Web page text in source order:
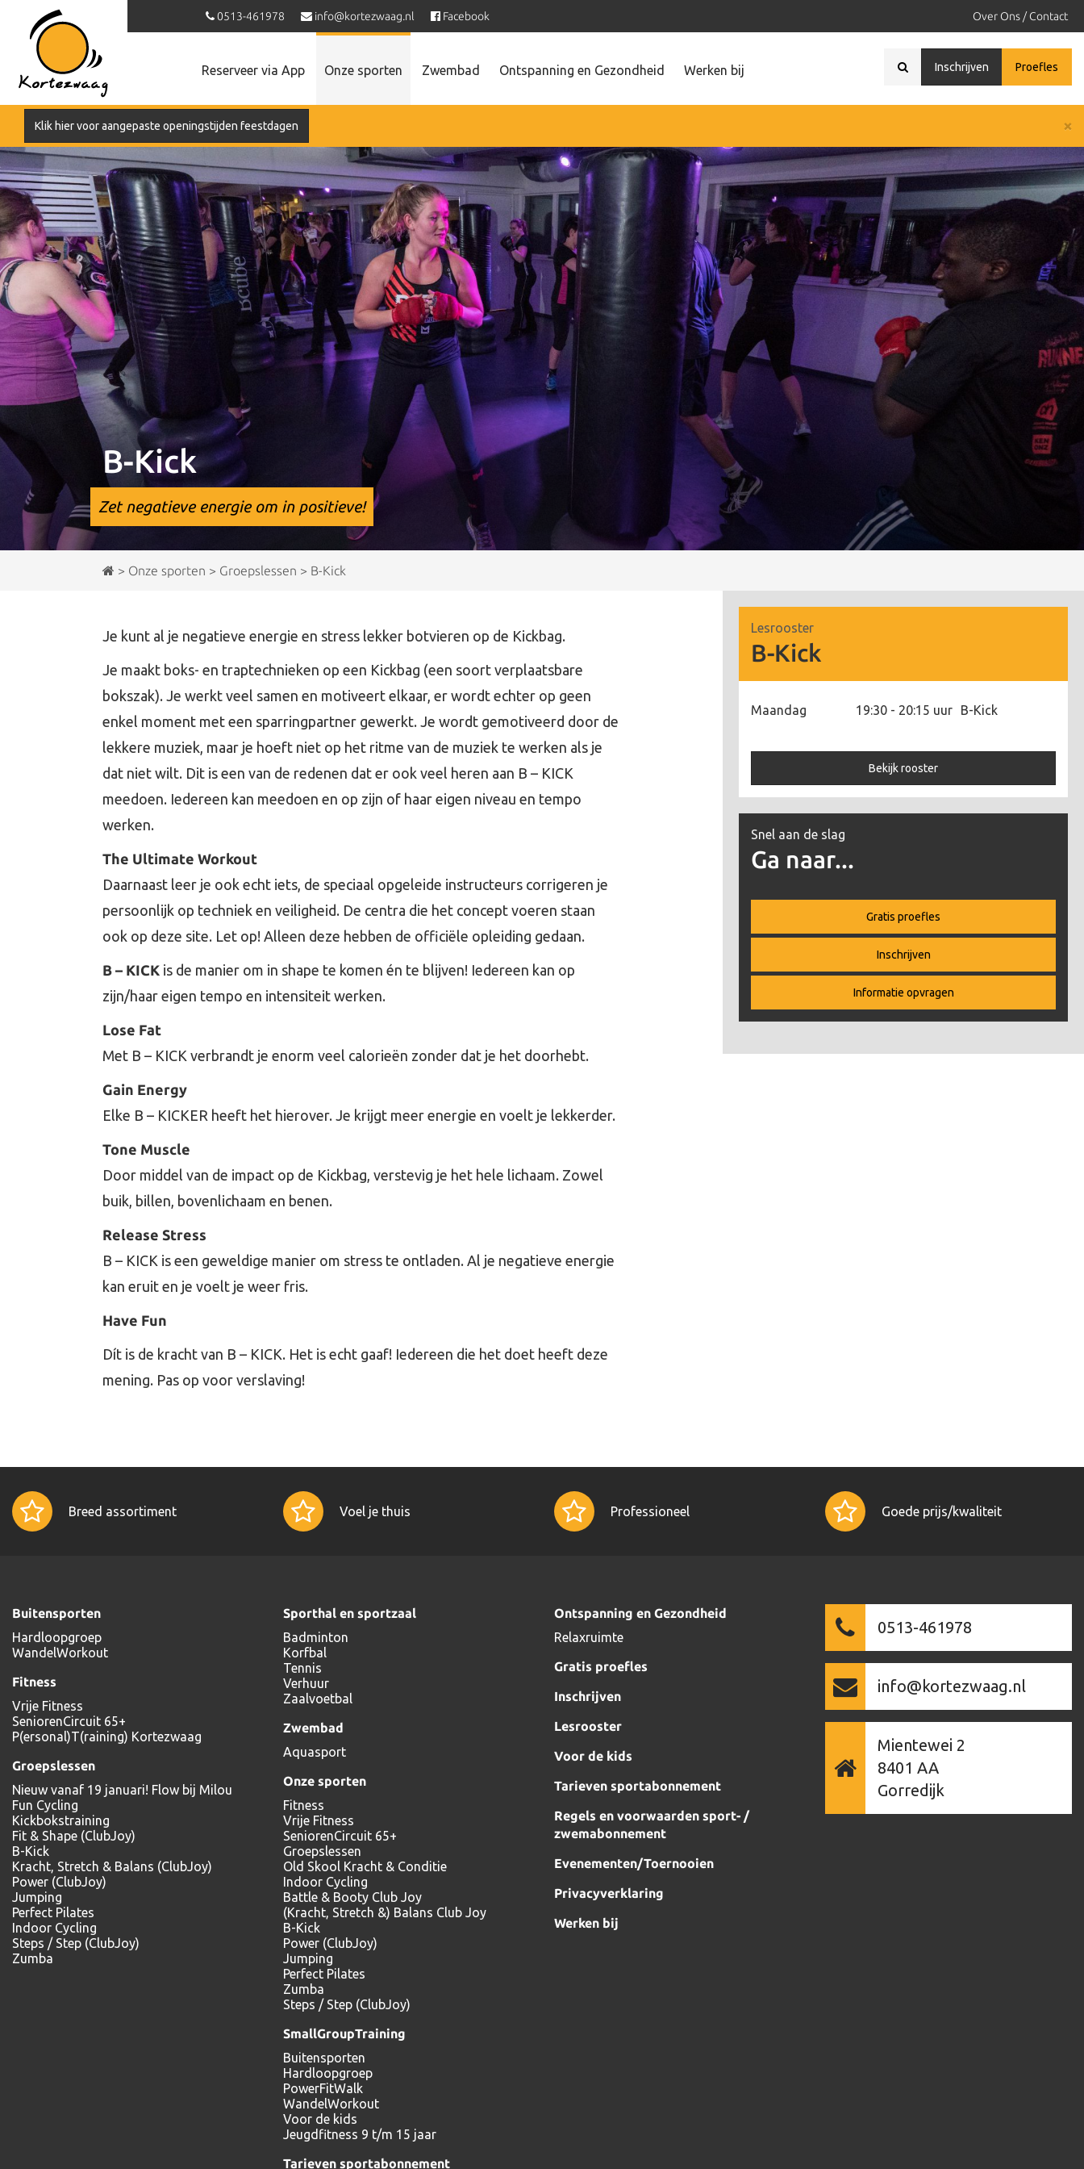
0513-461978 info@kortezwaag.nl Facebook Over Ons / Contact
Reserveer via App Onze sporten Zwembad Ontspanning en Gezondheid Werken bij Inschrijven Proefles
×
Klik hier voor aangepaste openingstijden feestdagen
B-Kick
Zet negatieve energie om in positieve!
> Onze sporten > Groepslessen > B-Kick
Je kunt al je negatieve energie en stress lekker botvieren op de Kickbag.
Je maakt boks- en traptechnieken op een Kickbag (een soort verplaatsbare
bokszak). Je werkt veel samen en motiveert elkaar, er wordt echter op geen
enkel moment met een sparringpartner gewerkt. Je wordt gemotiveerd door de
lekkere muziek, maar je hoeft niet op het ritme van de muziek te werken als je
dat niet wilt. Dit is een van de redenen dat er ook veel heren aan B – KICK
meedoen. Iedereen kan meedoen en op zijn of haar eigen niveau en tempo
werken.
The Ultimate Workout
Daarnaast leer je ook echt iets, de speciaal opgeleide instructeurs corrigeren je
persoonlijk op techniek en veiligheid. De centra die het concept voeren staan
ook op deze site. Let op! Alleen deze hebben de officiële opleiding gedaan.
B – KICK is de manier om in shape te komen én te blijven! Iedereen kan op
zijn/haar eigen tempo en intensiteit werken.
Lose Fat
Met B – KICK verbrandt je enorm veel calorieën zonder dat je het doorhebt.
Gain Energy
Elke B – KICKER heeft het hierover. Je krijgt meer energie en voelt je lekkerder.
Tone Muscle
Door middel van de impact op de Kickbag, verstevig je het hele lichaam. Zowel
buik, billen, bovenlichaam en benen.
Release Stress
B – KICK is een geweldige manier om stress te ontladen. Al je negatieve energie
kan eruit en je voelt je weer fris.
Have Fun
Dít is de kracht van B – KICK. Het is echt gaaf! Iedereen die het doet heeft deze
mening. Pas op voor verslaving!
Lesrooster
B-Kick
Maandag 19:30 - 20:15 uur B-Kick
Bekijk rooster
Snel aan de slag
Ga naar...
Gratis proefles
Inschrijven
Informatie opvragen
Breed assortiment Voel je thuis Professioneel Goede prijs/kwaliteit
0513-461978
info@kortezwaag.nl
Mientewei 2
8401 AA
Gorredijk
Buitensporten
Hardloopgroep
WandelWorkout
Fitness
Vrije Fitness
SeniorenCircuit 65+
P(ersonal)T(raining) Kortezwaag
Groepslessen
Nieuw vanaf 19 januari! Flow bij Milou
Fun Cycling
Kickbokstraining
Fit & Shape (ClubJoy)
B-Kick
Kracht, Stretch & Balans (ClubJoy)
Power (ClubJoy)
Jumping
Perfect Pilates
Indoor Cycling
Steps / Step (ClubJoy)
Zumba
Sporthal en sportzaal
Badminton
Korfbal
Tennis
Verhuur
Zaalvoetbal
Zwembad
Aquasport
Onze sporten
Fitness
Vrije Fitness
SeniorenCircuit 65+
Groepslessen
Old Skool Kracht & Conditie
Indoor Cycling
Battle & Booty Club Joy
(Kracht, Stretch &) Balans Club Joy
B-Kick
Power (ClubJoy)
Jumping
Perfect Pilates
Zumba
Steps / Step (ClubJoy)
SmallGroupTraining
Buitensporten
Hardloopgroep
PowerFitWalk
WandelWorkout
Voor de kids
Jeugdfitness 9 t/m 15 jaar
Tarieven sportabonnement
Ontspanning en Gezondheid
Relaxruimte
Gratis proefles
Inschrijven
Lesrooster
Voor de kids
Tarieven sportabonnement
Regels en voorwaarden sport- /
zwemabonnement
Evenementen/Toernooien
Privacyverklaring
Werken bij